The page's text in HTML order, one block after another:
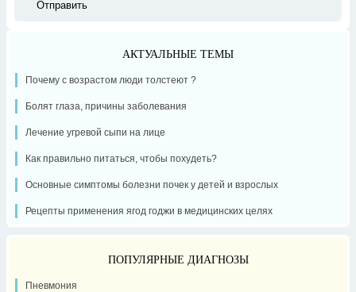
АКТУАЛЬНЫЕ ТЕМЫ
Почему с возрастом люди толстеют ?
Болят глаза, причины заболевания
Лечение угревой сыпи на лице
Как правильно питаться, чтобы похудеть?
Основные симптомы болезни почек у детей и взрослых
Рецепты применения ягод годжи в медицинских целях
ПОПУЛЯРНЫЕ ДИАГНОЗЫ
Пневмония